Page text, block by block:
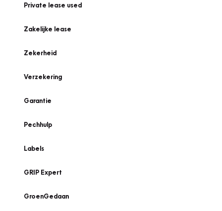
Private lease used
Zakelijke lease
Zekerheid
Verzekering
Garantie
Pechhulp
Labels
GRIP Expert
GroenGedaan